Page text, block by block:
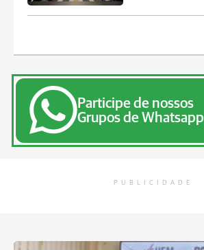
Participe de nossos
Grupos de Whatsapp
PUBLICIDADE